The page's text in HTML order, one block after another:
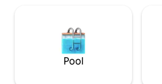
Pool